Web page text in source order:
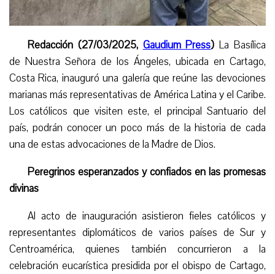
Redacción (27/03/2025, Gaudium Press) La Basílica
de Nuestra Señora de los Ángeles, ubicada en Cartago,
Costa Rica, inauguró una galería que reúne las devociones
marianas más representativas de América Latina y el Caribe.
Los católicos que visiten este,el principal Santuario del
país, podrán conocer un poco más de la historia de cada
una de estas advocaciones de la Madre de Dios.
Peregrinos esperanzados y confiados en las promesas
divinas
Al acto de inauguración asistieron fieles católicos y
representantes diplomáticos de varios países de Sur y
Centroamérica, quienes también concurrieron a la
celebración eucarística presidida por el obispo de Cartago,